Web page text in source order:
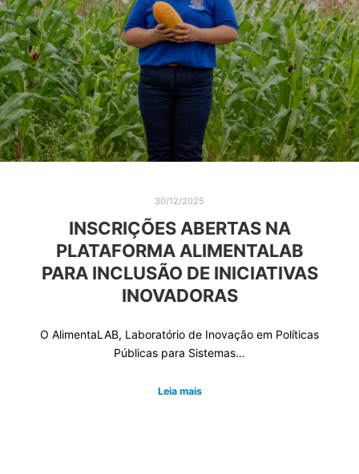
30/12/2025
INSCRIÇÕES ABERTAS NA
PLATAFORMA ALIMENTALAB
PARA INCLUSÃO DE INICIATIVAS
INOVADORAS
O AlimentaLAB, Laboratório de Inovação em Políticas
Públicas para Sistemas…
Leia mais